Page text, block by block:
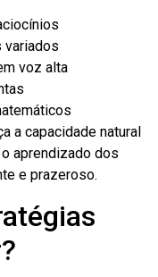
variados
voz alta
a capacidade natural
aprendizado dos
e prazeroso.